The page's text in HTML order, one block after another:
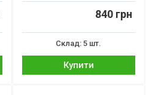
840 грн
Склад: 5 шт.
Купити